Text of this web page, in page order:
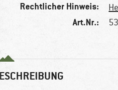
Rechtlicher Hinweis:
Art.Nr.: